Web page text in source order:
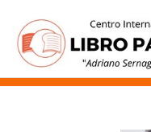
contenuto